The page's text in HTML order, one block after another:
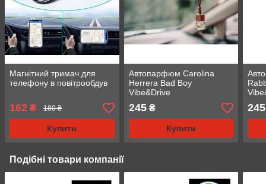
Магнітний тримач для
телефону в повітрообдув
162 ₴ 180 ₴
Купити
Автопарфюм Carolina
Herrera Bad Boy
Vibe&Drive
245₴
Купити
245
Подібні товари компанії